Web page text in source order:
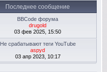
Последнее сообщение
BBCode форума
drugold
03 фев 2025, 15:50
Не срабатывают теги YouTube
aspyd
03 апр 2023, 10:17